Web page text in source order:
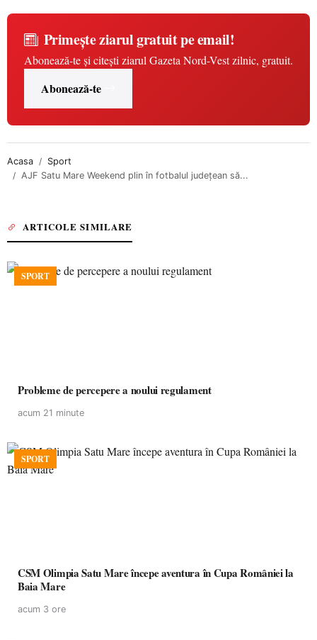
Primește ziarul gratuit pe email!
Abonează-te și citești ziarul Gazeta Nord-Vest zilnic, gratuit.
Abonează-te
Acasa
Sport
AJF Satu Mare Weekend plin în fotbalul județean să...
ARTICOLE SIMILARE
SPORT
Probleme de percepere a noului regulament
acum 21 minute
SPORT
CSM Olimpia Satu Mare începe aventura în Cupa României la
Baia Mare
acum 3 ore